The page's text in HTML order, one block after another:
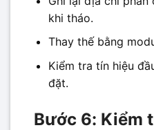
khi tháo.
Thay thế bằng
Kiểm tra tín hiệu
đặt.
Bước 6: Kiểm